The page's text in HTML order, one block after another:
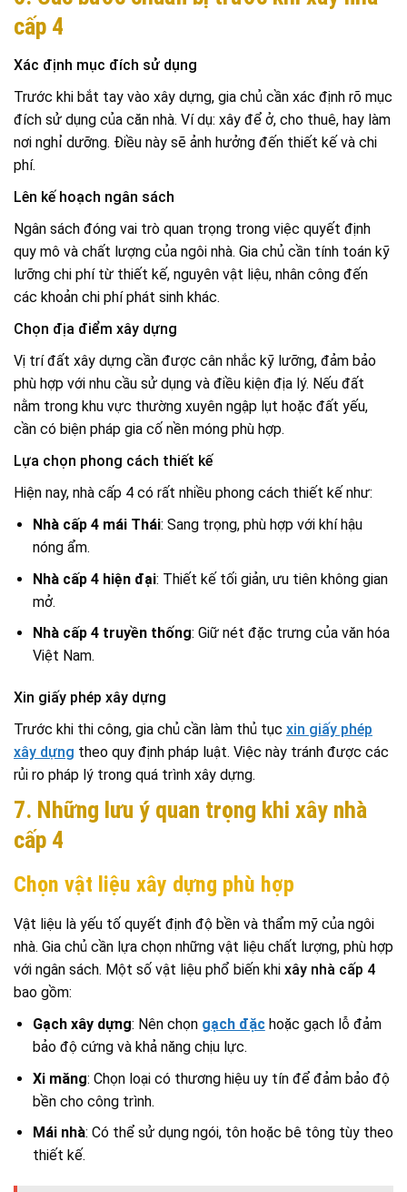
cấp 4
Xác định mục đích sử dụng
Trước khi bắt tay vào xây dựng, gia chủ cần xác định rõ mục
đích sử dụng của căn nhà. Ví dụ: xây để ở, cho thuê, hay làm
nơi nghỉ dưỡng. Điều này sẽ ảnh hưởng đến thiết kế và chi
phí.
Lên kế hoạch ngân sách
Ngân sách đóng vai trò quan trọng trong việc quyết định
quy mô và chất lượng của ngôi nhà. Gia chủ cần tính toán kỹ
lưỡng chi phí từ thiết kế, nguyên vật liệu, nhân công đến
các khoản chi phí phát sinh khác.
Chọn địa điểm xây dựng
Vị trí đất xây dựng cần được cân nhắc kỹ lưỡng, đảm bảo
phù hợp với nhu cầu sử dụng và điều kiện địa lý. Nếu đất
nằm trong khu vực thường xuyên ngập lụt hoặc đất yếu,
cần có biện pháp gia cố nền móng phù hợp.
Lựa chọn phong cách thiết kế
Hiện nay, nhà cấp 4 có rất nhiều phong cách thiết kế như:
Nhà cấp 4 mái Thái: Sang trọng, phù hợp với khí hậu
nóng ẩm.
Nhà cấp 4 hiện đại: Thiết kế tối giản, ưu tiên không gian
mở.
Nhà cấp 4 truyền thống: Giữ nét đặc trưng của văn hóa
Việt Nam.
Xin giấy phép xây dựng
Trước khi thi công, gia chủ cần làm thủ tục xin giấy phép
xây dựng theo quy định pháp luật. Việc này tránh được các
rủi ro pháp lý trong quá trình xây dựng.
7. Những lưu ý quan trọng khi xây nhà
cấp 4
Chọn vật liệu xây dựng phù hợp
Vật liệu là yếu tố quyết định độ bền và thẩm mỹ của ngôi
nhà. Gia chủ cần lựa chọn những vật liệu chất lượng, phù hợp
với ngân sách. Một số vật liệu phổ biến khi xây nhà cấp 4
bao gồm:
Gạch xây dựng: Nên chọn gạch đặchoặc gạch lỗ đảm
bảo độ cứng và khả năng chịu lực.
Xi măng: Chọn loại có thương hiệu uy tín để đảm bảo độ
bền cho công trình.
Mái nhà: Có thể sử dụng ngói, tôn hoặc bê tông tùy theo
thiết kế.